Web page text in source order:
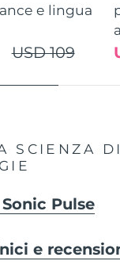
e lingua
USD 109
SCIENZA
Pulse
e